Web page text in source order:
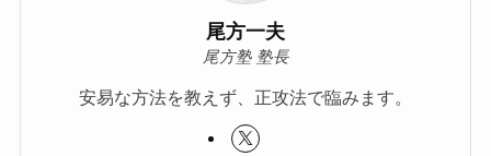
尾方一夫
尾方塾 塾長
安易な方法を教えず、正攻法で臨みます。